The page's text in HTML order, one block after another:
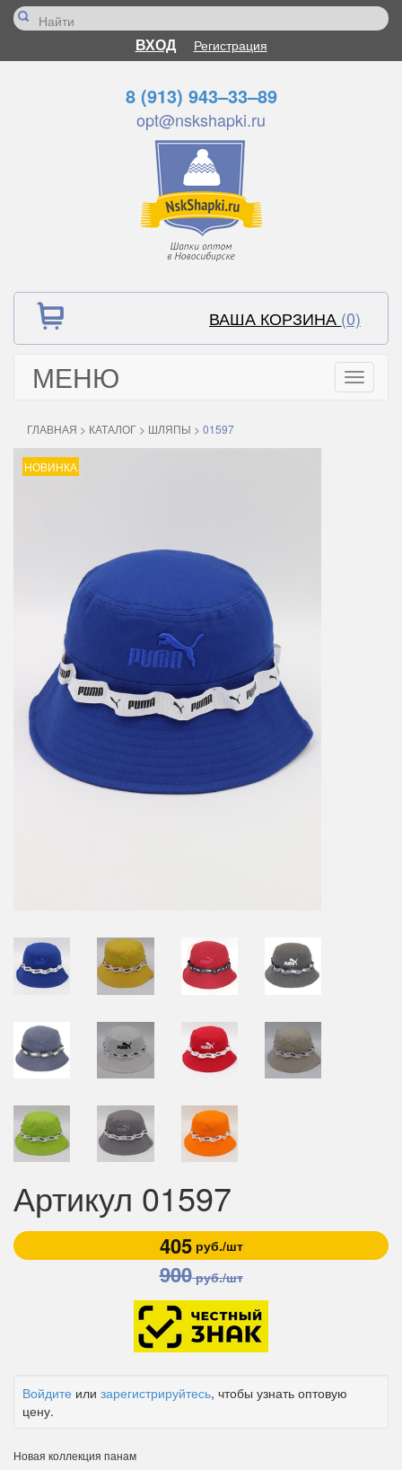
ВХОД Регистрация
8 (913) 943–33–89
opt@nskshapki.ru
ВАША КОРЗИНА (0)
МЕНЮ
Toggle
ГЛАВНАЯ > КАТАЛОГ > ШЛЯПЫ > 01597
НОВИНКА
Артикул 01597
405руб./шт
900руб./шт
Войдите или зарегистрируйтесь, чтобы узнать оптовую
цену.
Новая коллекция панам